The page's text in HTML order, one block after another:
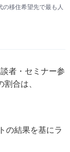
移住希望先で最も人
者・セミナー参
合は、
の結果を基にラ